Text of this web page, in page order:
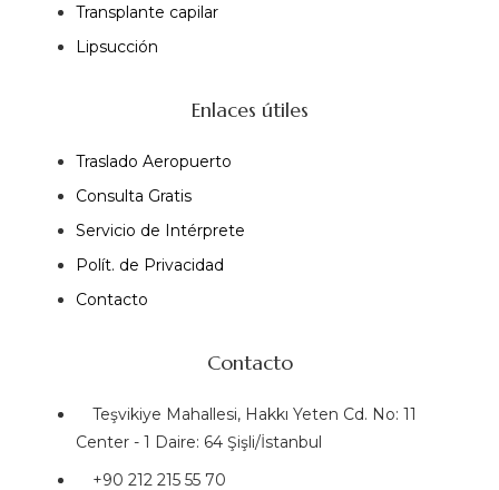
Transplante capilar
Lipsucción
Enlaces útiles
Traslado Aeropuerto
Consulta Gratis
Servicio de Intérprete
Polít. de Privacidad
Contacto
Contacto
Teşvikiye Mahallesi, Hakkı Yeten Cd. No: 11
Center - 1 Daire: 64 Şişli/İstanbul
+90 212 215 55 70